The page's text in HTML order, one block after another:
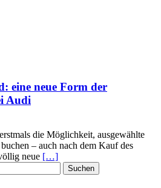
eine neue Form der
Audi
die Möglichkeit, ausgewählte
– auch nach dem Kauf des
neue […]